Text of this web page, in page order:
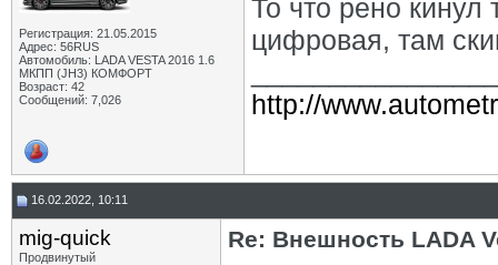
Регистрация: 21.05.2015
Адрес: 56RUS
Автомобиль: LADA VESTA 2016 1.6
МКПП (JH3) КОМФОРТ
Возраст: 42
Сообщений: 7,026
То что рено кинул
цифровая, там
http://
16.02.2022, 10:11
mig-quick
Продвинутый
Re: Внешность LADA